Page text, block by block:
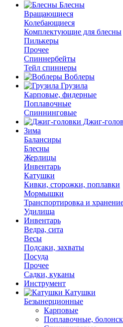
Блесны
Вращающиеся
Колебающиеся
Комплектующие для блесны
Пилькеры
Прочее
Спиннербейты
Тейл спиннеры
Воблеры
Грузила
Карповые, фидерные
Поплавочные
Спиннинговые
Джиг-
Зима
Балансиры
Блесны
Жерлицы
Инвентарь
Катушки
Кивки, сторожки, поплавки
Мормышки
Транспортировка и
Удилища
Инвентарь
Ведра, сита
Весы
Подсаки, захваты
Посуда
Прочее
Садки, куканы
Инструмент
Катушки
Безынерционные
Карповые
Поплавочные,